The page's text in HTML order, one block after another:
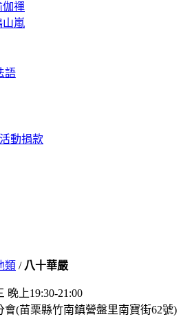
伽禪
山嵐
語
動捐款
類 / 八十華嚴
晚上19:30-21:00
會(苗栗縣竹南鎮營盤里南寶街62號)